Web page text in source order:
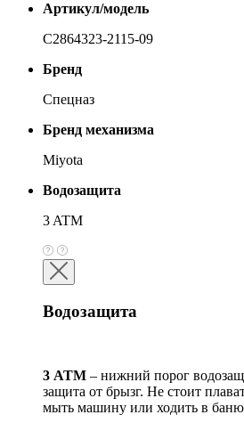
Артикул/модель
С2864323-2115-09
Бренд
Спецназ
Бренд механизма
Miyota
Водозащита
3 ATM
Водозащита
3 АТМ – нижний порог
защита от брызг. Не стоит
мыть машину или ходить в